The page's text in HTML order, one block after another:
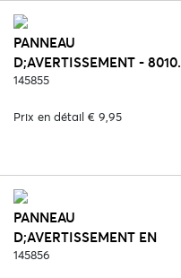
PANNEAU
D;AVERTISSEMENT - 8010.
BETREDEN OP EIGEN
145855
Prix en détail € 9,95
PANNEAU
D;AVERTISSEMENT EN
MÉTAL - 8059. LIFE IS
145856